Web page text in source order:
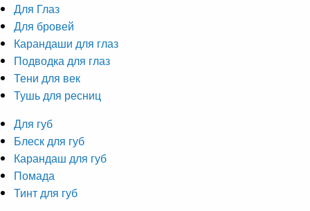
Для Глаз
Для бровей
Карандаши для глаз
Подводка для глаз
Тени для век
Тушь для ресниц
Для губ
Блеск для губ
Карандаш для губ
Помада
Тинт для губ